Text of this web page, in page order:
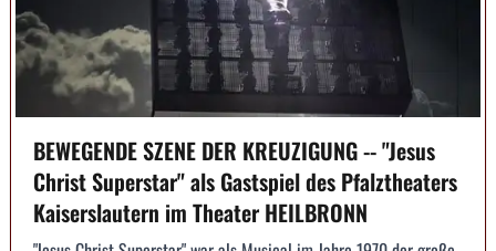
BEWEGENDE SZENE DER KREUZIGUNG -- "Jesus
Christ Superstar" als Gastspiel des Pfalztheaters
Kaiserslautern im Theater HEILBRONN